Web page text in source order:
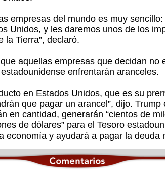
empresas del mundo es muy
Unidos, y les daremos unos de los
la Tierra”, declaró.
aquellas empresas que decidan no
enfrentarán aranceles.
en Estados Unidos, que es su
que pagar un arancel”, dijo. Trump
en cantidad, generarán “cientos de
de dólares” para el Tesoro
economía y ayudará a pagar la deuda